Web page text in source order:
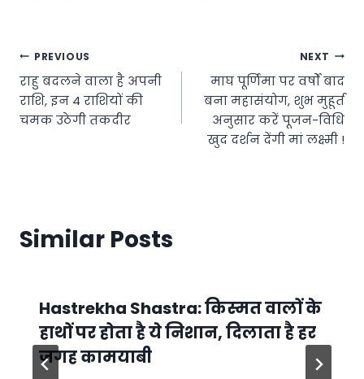
Post
navigation
PREVIOUS
राहु बदलने वाला है अपनी
राशि, इन 4 राशियों की
चमक उठेगी तकदीर
NEXT
माघ पूर्णिमा पर वर्षों बाद
बना महासंयोग, शुभ मुहूर्त
अनुसार करें पूजन-विधि
खुद दर्शन देंगी मां लक्ष्मी !
Similar Posts
Hastrekha Shastra: किस्मत वालों के
हाथों पर होता है ये निशान, दिलाता है हर
जगह कामयाबी